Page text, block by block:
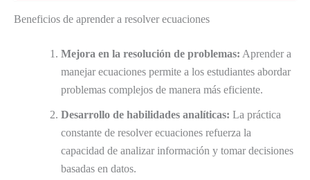
Beneficios de aprender a resolver ecuaciones
Mejora en la resolución de problemas: Aprender a
manejar ecuaciones permite a los estudiantes abordar
problemas complejos de manera más eficiente.
Desarrollo de habilidades analíticas: La práctica
constante de resolver ecuaciones refuerza la
capacidad de analizar información y tomar decisiones
basadas en datos.